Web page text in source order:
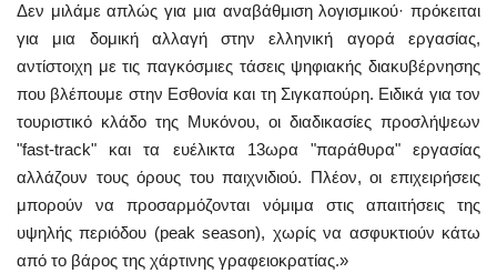
Δεν μιλάμε απλώς για μια αναβάθμιση λογισμικού· πρόκειται
για μια δομική αλλαγή στην ελληνική αγορά εργασίας,
αντίστοιχη με τις παγκόσμιες τάσεις ψηφιακής διακυβέρνησης
που βλέπουμε στην Εσθονία και τη Σιγκαπούρη. Ειδικά για τον
τουριστικό κλάδο της Μυκόνου, οι διαδικασίες προσλήψεων
"fast-track" και τα ευέλικτα 13ωρα "παράθυρα" εργασίας
αλλάζουν τους όρους του παιχνιδιού. Πλέον, οι επιχειρήσεις
μπορούν να προσαρμόζονται νόμιμα στις απαιτήσεις της
υψηλής περιόδου (peak season), χωρίς να ασφυκτιούν κάτω
από το βάρος της χάρτινης γραφειοκρατίας.»